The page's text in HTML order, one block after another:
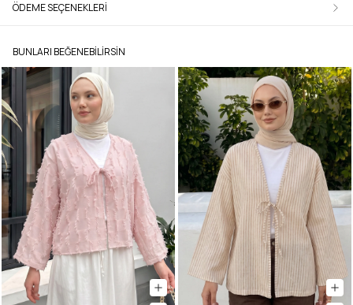
ÖDEME SEÇENEKLERI
BUNLARI BEĞENEBILIRSIN